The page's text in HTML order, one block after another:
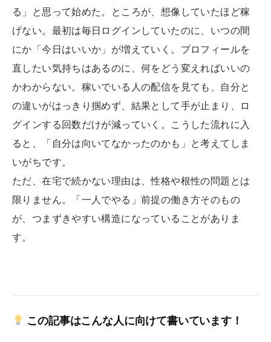
る」と思って始めた。ところが、想像していたほど稼
げない。最初は毎日ログインしていたのに、いつの間
にか「今日はいいか」が増えていく。プロフィールを
直したい気持ちはあるのに、何をどう変えればいいの
かわからない。稼いでいる人の配信を見ても、自分と
の違いがはっきり掴めず、結果として手が止まり、ロ
グインする回数だけが減っていく。こうした流れに入
ると、「自分は向いてなかったのかも」と考えてしま
いがちです。
ただ、在宅で続かない理由は、性格や根性の問題とは
限りません。「一人でやる」前提の働き方そのもの
が、つまずきやすい構造になっていることがありま
す。
この記事はこんな人に向けて書いています！